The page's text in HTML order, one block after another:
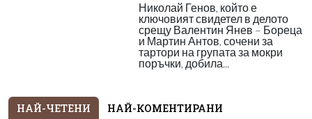
Николай Генов, който е
ключовият свидетел в делото
срещу Валентин Янев – Бореца
и Мартин Антов, сочени за
тартори на групата за мокри
поръчки, добила...
НАЙ-ЧЕТЕНИ НАЙ-КОМЕНТИРАНИ